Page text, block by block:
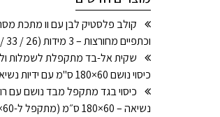
קולב פלסטיק לבן עם וו מתכת
וכתפיים מחורצות – 3 מידות (26 / 33 / 43 ס״מ)
שקית אל-בד מתקפלת לשמלות
כיסוי נושם 60×180 ס"מ עם ידיות נשיאה
כיסוי בגד מתקפל מבד נושם עם
נשיאה – 60×180 ס״מ (מתקפל ל-60×90)